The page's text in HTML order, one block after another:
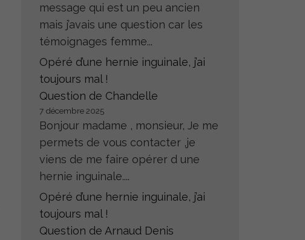
message qui est un peu ancien
mais j’avais une question car les
témoignages femme...
Opéré d’une hernie inguinale, j’ai
toujours mal !
Question de Chandelle
7 décembre 2025
Bonjour madame , monsieur, Je me
permets de vous contacter ,je
viens de me faire opérer d une
hernie inguinale....
Opéré d’une hernie inguinale, j’ai
toujours mal !
Question de Arnaud Denis